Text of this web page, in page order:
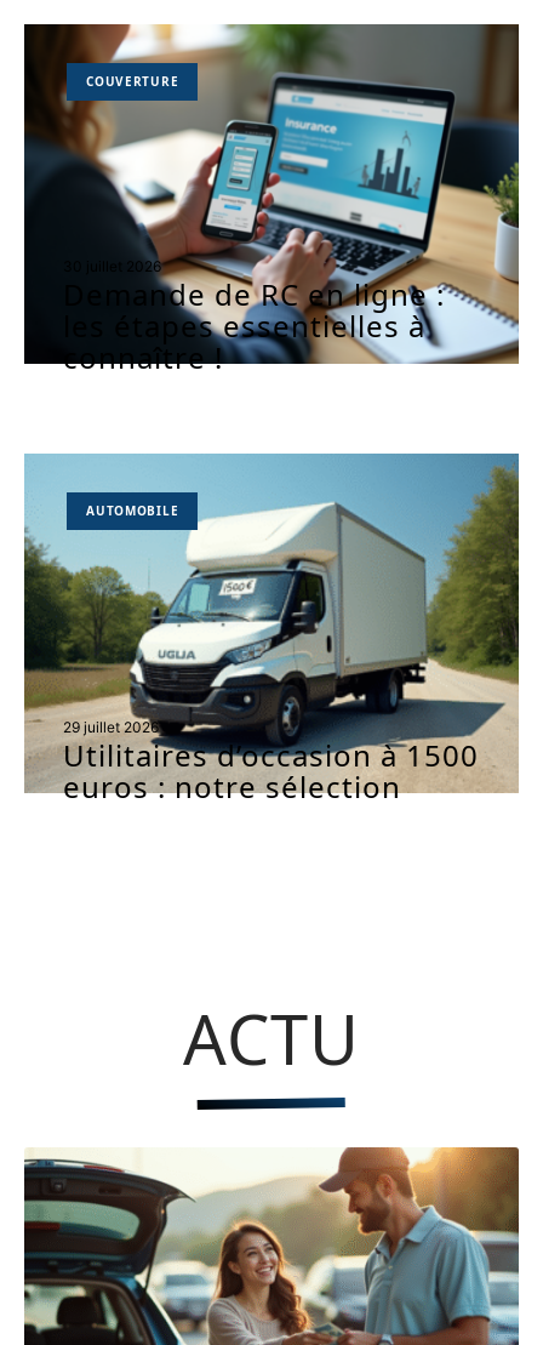
COUVERTURE
30 juillet 2026
Demande de RC en ligne :
les étapes essentielles à
connaître !
AUTOMOBILE
29 juillet 2026
Utilitaires d’occasion à 1500
euros : notre sélection
ACTU